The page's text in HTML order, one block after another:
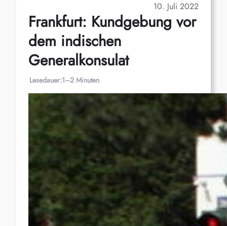
10. Juli 2022
Frankfurt: Kundgebung vor
dem indischen
Generalkonsulat
Lesedauer:1–2 Minuten